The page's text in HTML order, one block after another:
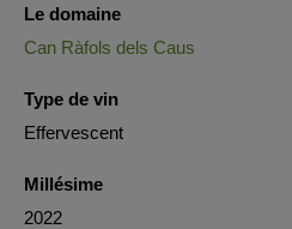
Le domaine
Can Ràfols dels Caus
Type de vin
Effervescent
Millésime
2022